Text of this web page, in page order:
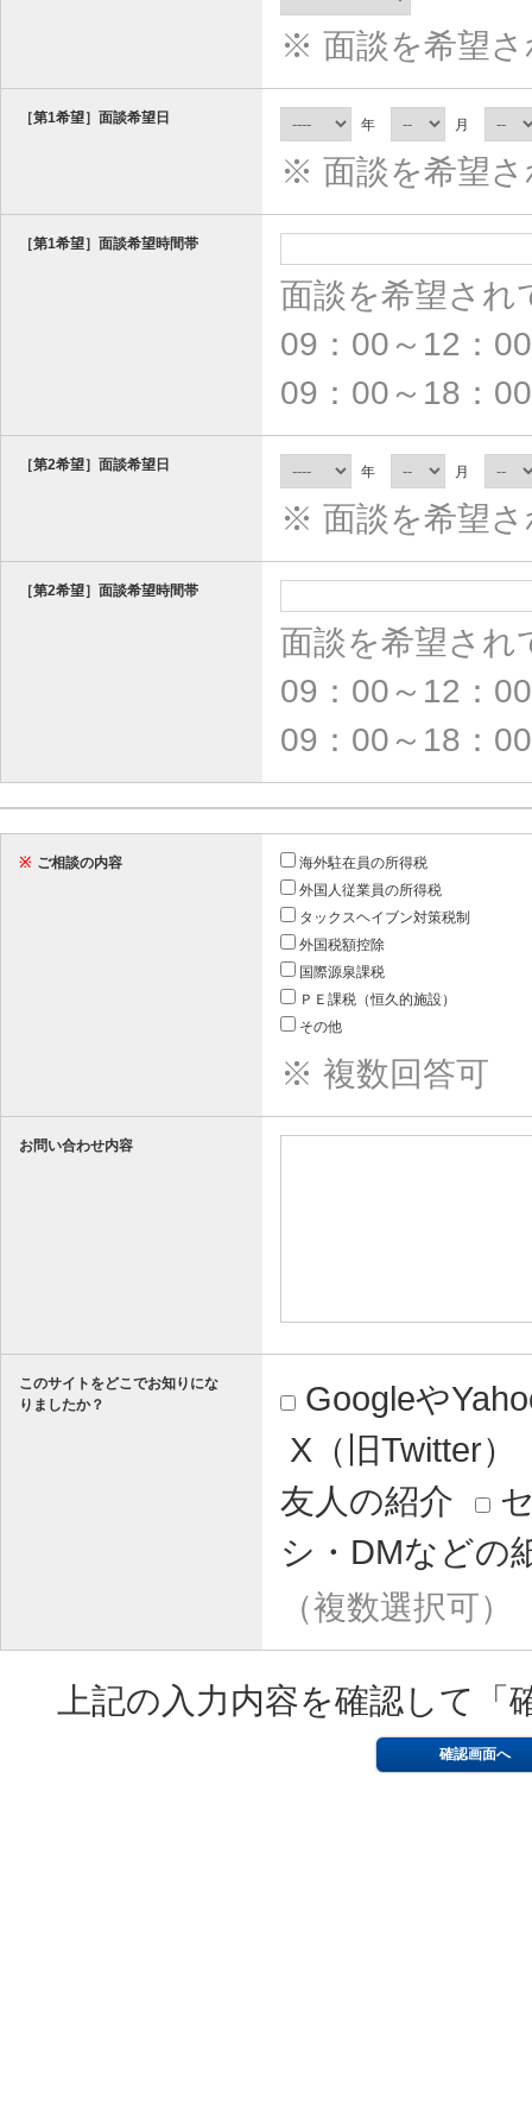
※ 面談を希望さ
［第1希望］面談希望日 年 月
※ 面談を希望さ
［第1希望］面談希望時間帯
面談を希望され
09：00～12：
09：00～18：
［第2希望］面談希望日 年 月
※ 面談を希望さ
［第2希望］面談希望時間帯
面談を希望され
09：00～12：
09：00～18：
※ ご相談の内容
海外駐在員の所得税
外国人従業員の所得税
タックスヘイブン対策税制
外国税額控除
国際源泉課税
ＰＥ課税（恒久的施設）
その他
※ 複数回答可
お問い合わせ内容
このサイトをどこでお知りにな
りましたか？
Googleや
X（旧Twitter）
友人の紹介
シ・DMなどの
（複数選択可）
上記の入力内容を確認して